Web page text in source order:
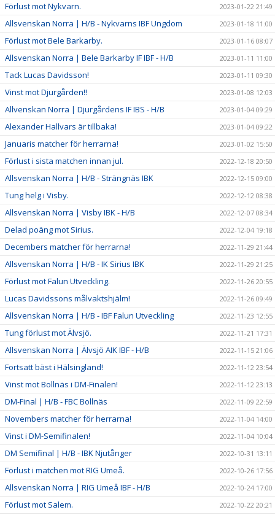
Förlust mot Nykvarn. 2023-01-22 21:49
Allsvenskan Norra | H/B - Nykvarns IBF Ungdom 2023-01-18 11:00
Förlust mot Bele Barkarby. 2023-01-16 08:07
Allsvenskan Norra | Bele Barkarby IF IBF - H/B 2023-01-11 11:00
Tack Lucas Davidsson! 2023-01-11 09:30
Vinst mot Djurgården!! 2023-01-08 12:03
Allvenskan Norra | Djurgårdens IF IBS - H/B 2023-01-04 09:29
Alexander Hallvars är tillbaka! 2023-01-04 09:22
Januaris matcher för herrarna! 2023-01-02 15:50
Förlust i sista matchen innan jul. 2022-12-18 20:50
Allsvenskan Norra | H/B - Strängnäs IBK 2022-12-15 09:00
Tung helg i Visby. 2022-12-12 08:38
Allsvenskan Norra | Visby IBK - H/B 2022-12-07 08:34
Delad poäng mot Sirius. 2022-12-04 19:18
Decembers matcher för herrarna! 2022-11-29 21:44
Allsvenskan Norra | H/B - IK Sirius IBK 2022-11-29 21:25
Förlust mot Falun Utveckling. 2022-11-26 20:55
Lucas Davidssons målvaktshjälm! 2022-11-26 09:49
Allsvenskan Norra | H/B - IBF Falun Utveckling 2022-11-23 12:55
Tung förlust mot Älvsjö. 2022-11-21 17:31
Allsvenskan Norra | Älvsjö AIK IBF - H/B 2022-11-15 21:06
Fortsatt bäst i Hälsingland! 2022-11-12 23:54
Vinst mot Bollnäs i DM-Finalen! 2022-11-12 23:13
DM-Final | H/B - FBC Bollnäs 2022-11-09 22:59
Novembers matcher för herrarna! 2022-11-04 14:00
Vinst i DM-Semifinalen! 2022-11-04 10:04
DM Semifinal | H/B - IBK Njutånger 2022-10-31 13:11
Förlust i matchen mot RIG Umeå. 2022-10-26 17:56
Allsvenskan Norra | RIG Umeå IBF - H/B 2022-10-24 17:00
Förlust mot Salem. 2022-10-22 20:21